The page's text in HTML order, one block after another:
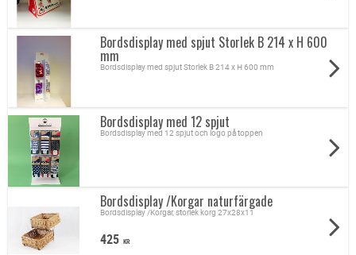
Bordsdisplay med spjut Storlek B 214 x H 600
mm
Bordsdisplay med spjut Storlek B 214 x H 600 mm
Bordsdisplay med 12 spjut
Bordsdisplay med 12 spjut och logo på toppen
Bordsdisplay /Korgar naturfärgade
Bordsdisplay /Korgar, storlek korg 27x28x11
425 KR